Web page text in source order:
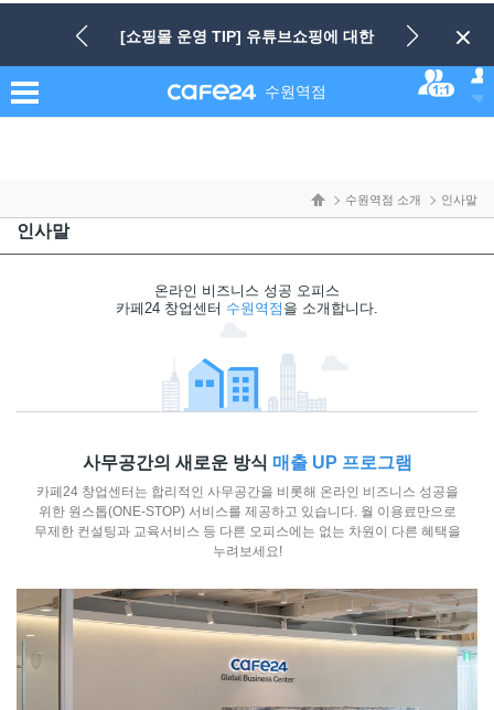
네비게이션 바로가기
본문 바로가기
[쇼핑몰 운영 TIP] 유튜브쇼핑에 대한
관심이 급증하고 있습니다!
수원역점
인사말
수원역점 소개 인사말
온라인 비즈니스 성공 오피스
카페24 창업센터 수원역점 을 소개합니다.
사무공간의 새로운 방식 매출 UP 프로그램
카페24 창업센터는 합리적인 사무공간을 비롯해 온라인 비즈니스 성공을
위한 원스톱(ONE-STOP) 서비스를 제공하고 있습니다. 월 이용료만으로
무제한 컨설팅과 교육서비스 등 다른 오피스에는 없는 차원이 다른 혜택을
누려보세요!